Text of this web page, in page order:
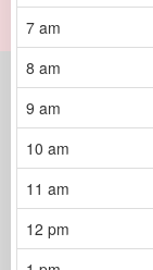
7 am
8 am
9 am
10 am
11 am
12 pm